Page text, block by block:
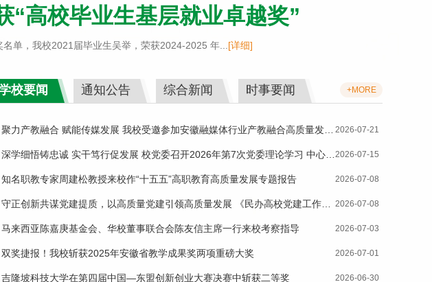
“高校毕业生基层就业卓越奖”
单，我校2021届毕业生吴举，荣获2024-2025 年... [详细]
校要闻 通知公告 综合新闻 时事要闻 +MORE
聚力产教融合 赋能传媒发展 我校受邀参加安徽融媒体行业产教融合高质量发展
大会荣膺共同体副理事长单位
2026-07-21
深学细悟铸忠诚 实干笃行促发展 校党委召开2026年第7次党委理论学习 中心组
学习会
2026-07-15
知名职教专家周建松教授来校作“十五五”高职教育高质量发展专题报告 2026-07-08
守正创新共谋党建提质，以高质量党建引领高质量发展 《民办高校党建工作研
究》交流研讨会在我校成功举行
2026-07-08
马来西亚陈嘉庚基金会、华校董事联合会陈友信主席一行来校考察指导 2026-07-03
双奖捷报！我校斩获2025年安徽省教学成果奖两项重磅大奖 2026-07-01
吉隆坡科技大学在第四届中国—东盟创新创业大赛决赛中斩获二等奖 2026-06-30